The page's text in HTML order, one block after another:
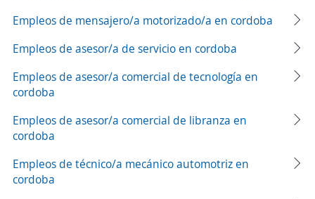
Empleos de mensajero/a motorizado/a en cordoba
Empleos de asesor/a de servicio en cordoba
Empleos de asesor/a comercial de tecnología en
cordoba
Empleos de asesor/a comercial de libranza en
cordoba
Empleos de técnico/a mecánico automotriz en
cordoba